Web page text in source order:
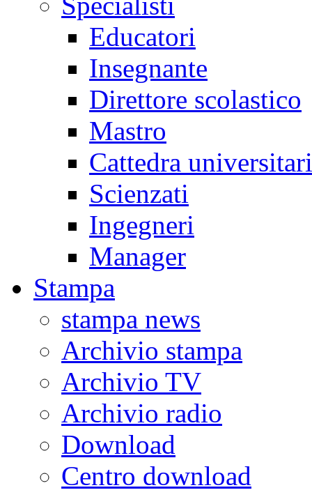
Educatori
Insegnante
Direttore scolastico
Mastro
Cattedra
Scienzati
Ingegneri
Manager
Stampa
stampa news
Archivio stampa
Archivio TV
Archivio radio
Download
Centro download